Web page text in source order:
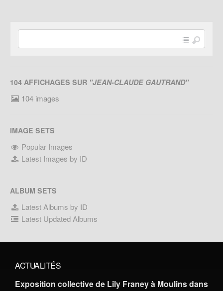
104 AFFICHAGES SUR "JEAN-CLAUDE GAUTRAND"
104 images
IMAGE SETS
Popular Images
Latest Images by ID
ALBUM SETS
Latest Albums by ID
Latest Updated Albums
ACTUALITÉS
Exposition collective de Lily Franey à Moulins dans